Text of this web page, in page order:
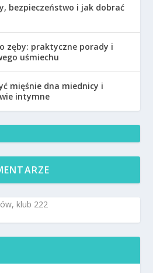
bezpieczeństwo i jak dobrać
zęby: praktyczne porady i
uśmiechu
mięśnie dna miednicy i
intymne
klub 222